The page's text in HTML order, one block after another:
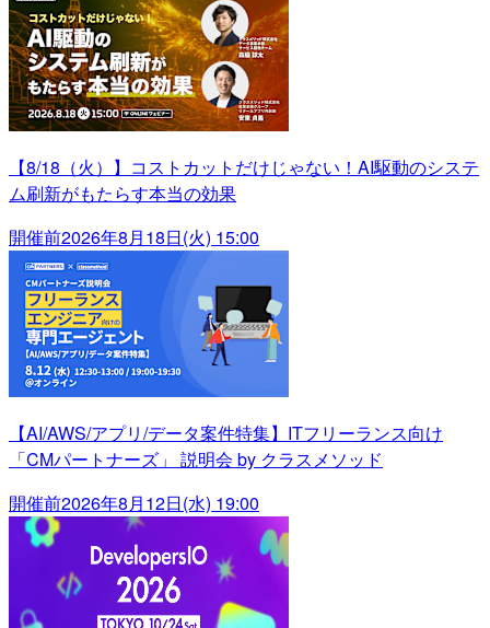
【8/18（火）】コストカットだけじゃない！AI駆動のシステ
ム刷新がもたらす本当の効果
開催前2026年8月18日(火) 15:00
【AI/AWS/アプリ/データ案件特集】ITフリーランス向け
「CMパートナーズ」 説明会 by クラスメソッド
開催前2026年8月12日(水) 19:00